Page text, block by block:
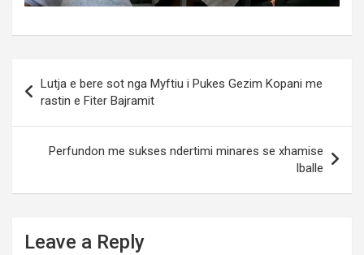
navigation
Lutja e bere sot nga Myftiu i Pukes Gezim Kopani me
rastin e Fiter Bajramit
Perfundon me sukses ndertimi minares se xhamise
Iballe
Leave a Reply